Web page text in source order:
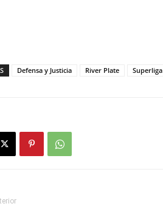
Defensa y Justicia River Plate Superliga